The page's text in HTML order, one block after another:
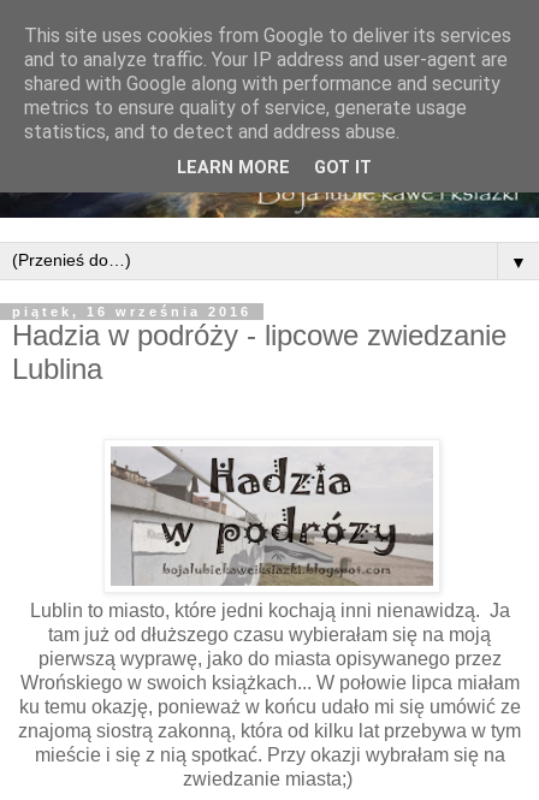
▼
piątek, 16 września 2016
Hadzia w podróży - lipcowe zwiedzanie
Lublina
Lublin to miasto, które jedni kochają inni nienawidzą. Ja
tam już od dłuższego czasu wybierałam się na moją
pierwszą wyprawę, jako do miasta opisywanego przez
Wrońskiego w swoich książkach... W połowie lipca miałam
ku temu okazję, ponieważ w końcu udało mi się umówić ze
znajomą siostrą zakonną, która od kilku lat przebywa w tym
mieście i się z nią spotkać. Przy okazji wybrałam się na
zwiedzanie miasta;)
This site uses cookies from Google to deliver its services
and to analyze traffic. Your IP address and user-agent are
shared with Google along with performance and security
metrics to ensure quality of service, generate usage
statistics, and to detect and address abuse.
LEARN MORE GOT IT